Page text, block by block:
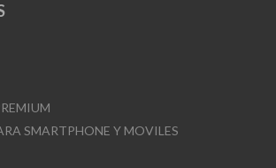
SMARTPHONE Y MOVILES